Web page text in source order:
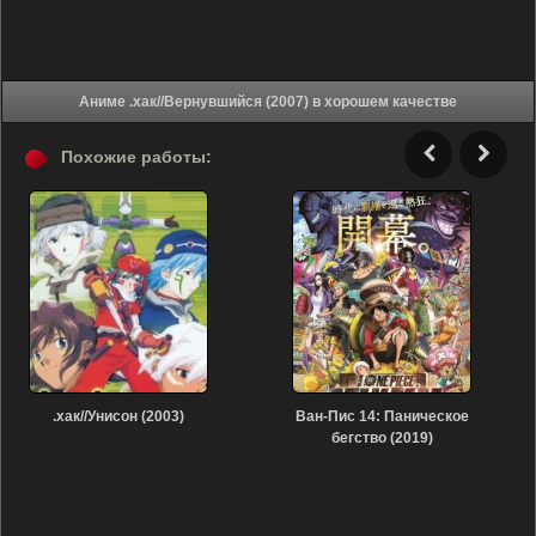
Аниме .хак//Вернувшийся (2007) в хорошем качестве
Похожие работы:
.хак//Унисон (2003)
Ван-Пис 14: Паническое
бегство (2019)